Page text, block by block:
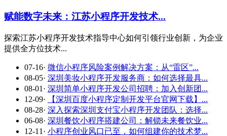
赋能数字未来：江苏小程序开发技术...
探索江苏小程序开发技术指导中心如何引领行业创新，为企业
提供全方位技术...
07-16· 微信小程序风险案例解决方案：从“雷区”...
08-05· 深圳美妆小程序开发服务商：如何选择最具...
08-01 · 深圳简单小程序开发公司招聘：加入创新团...
12-09·
【深圳百度小程序定制开发平台官网下载】...
08-28· 深入探索深圳支付宝小程序开发团队：选择...
06-08· 深圳餐饮小程序搭建公司：解锁未来餐饮业...
12-11 · 小程序创业风口已至，如何组建你的技术梦...